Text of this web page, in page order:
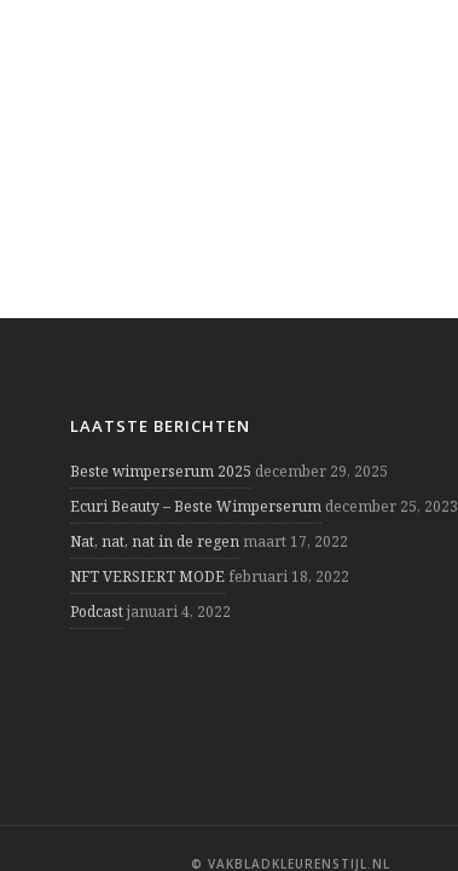
LAATSTE BERICHTEN
Beste wimperserum 2025 december 29, 2025
Ecuri Beauty – Beste Wimperserum december 25, 2023
Nat, nat, nat in de regen maart 17, 2022
NFT VERSIERT MODEfebruari 18, 2022
Podcastjanuari 4, 2022
© VAKBLADKLEURENSTIJL.NL